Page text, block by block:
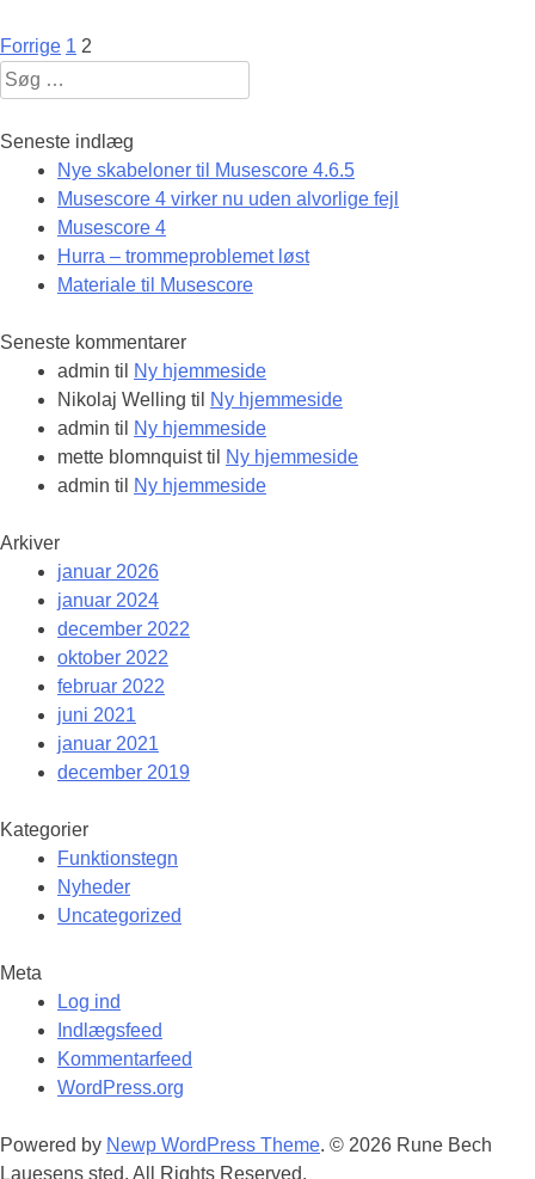
Indlægsinddeling
Forrige 1 2
Søg
efter:
Seneste indlæg
Nye skabeloner til Musescore 4.6.5
Musescore 4 virker nu uden alvorlige fejl
Musescore 4
Hurra – trommeproblemet løst
Materiale til Musescore
Seneste kommentarer
admin til
Ny hjemmeside
Nikolaj Welling til
Ny hjemmeside
admin til
Ny hjemmeside
mette blomnquisttil
Ny hjemmeside
admin til Ny hjemmeside
Arkiver
januar 2026
januar 2024
december 2022
oktober 2022
februar 2022
juni 2021
januar 2021
december 2019
Kategorier
Funktionstegn
Nyheder
Uncategorized
Meta
Log ind
Indlægsfeed
Kommentarfeed
WordPress.org
Powered by Newp WordPress Theme. © 2026 Rune Bech
Lauesens sted. All Rights Reserved.